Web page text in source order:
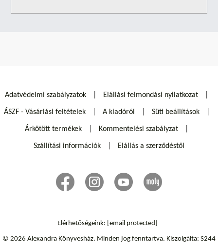
Adatvédelmi szabályzatok Elállási felmondási nyilatkozat
ÁSZF - Vásárlási feltételek A kiadóról Süti beállítások
Árkötött termékek Kommentelési szabályzat
Szállítási információk Elállás a szerződéstől
Elérhetőségeink: [email protected]
© 2026 Alexandra Könyvesház. Minden jog fenntartva. Kiszolgálta: S244